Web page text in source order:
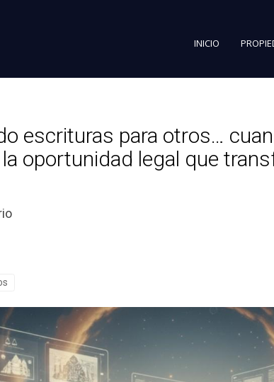
INICIO
escrituras para otros…
la oportunidad legal que